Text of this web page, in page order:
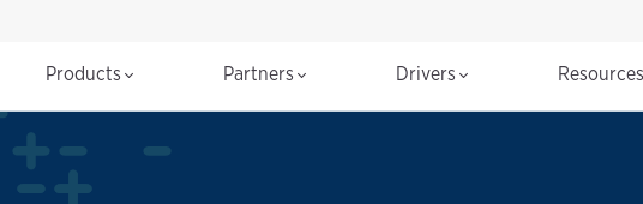
Products Partners Drivers